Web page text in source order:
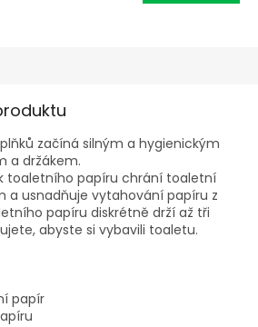
začíná silným a hygienickým
a držákem.
toaletního papíru chrání toaletní
a usnadňuje vytahování papíru z
papíru diskrétně drží až tři
abyste si vybavili toaletu.
papír